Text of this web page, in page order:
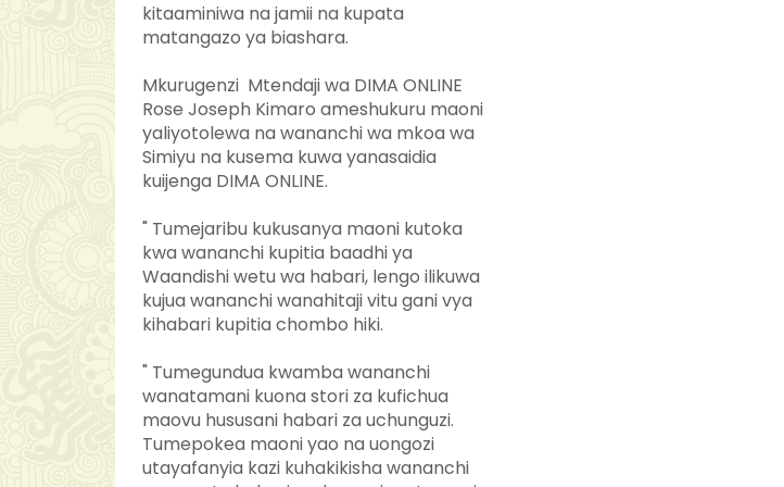
kitaaminiwa na jamii na kupata
matangazo ya biashara.
Mkurugenzi Mtendaji wa DIMA ONLINE
Rose Joseph Kimaro ameshukuru maoni
yaliyotolewa na wananchi wa mkoa wa
Simiyu na kusema kuwa yanasaidia
kuijenga DIMA ONLINE.
" Tumejaribu kukusanya maoni kutoka
kwa wananchi kupitia baadhi ya
Waandishi wetu wa habari, lengo ilikuwa
kujua wananchi wanahitaji vitu gani vya
kihabari kupitia chombo hiki.
" Tumegundua kwamba wananchi
wanatamani kuona stori za kufichua
maovu hususani habari za uchunguzi.
Tumepokea maoni yao na uongozi
utayafanyia kazi kuhakikisha wananchi